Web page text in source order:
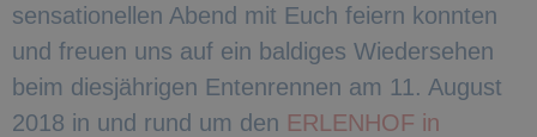
sensationellen Abend mit Euch feiern konnten
und freuen uns auf ein baldiges Wiedersehen
beim diesjährigen Entenrennen am 11. August
2018 in und rund um den ERLENHOF in